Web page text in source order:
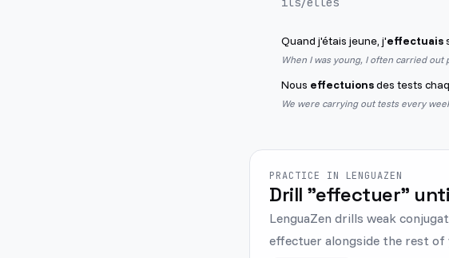
Quand j'étais jeune, j'effectuais
When I was young, I often carried out
Nous effectuionsdes tests
We were carrying out tests every
PRACTICE IN LENGUAZEN
Drill "effectuer"
LenguaZen drills weak
effectuer alongside the rest